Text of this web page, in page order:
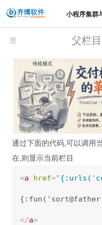
小程序集群
父栏
通过下面的代码,可以调用
在,则显示当前栏目
<a href="{:urls( '
</a>